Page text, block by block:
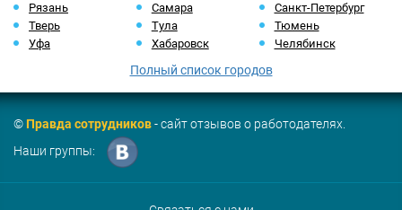
Рязань
Самара
Санкт-Петербург
Тверь
Тула
Тюмень
Уфа
Хабаровск Челябинск
Полный список городов
©Правда сотрудников- сайт отзывов о работодателях.
Наши группы: